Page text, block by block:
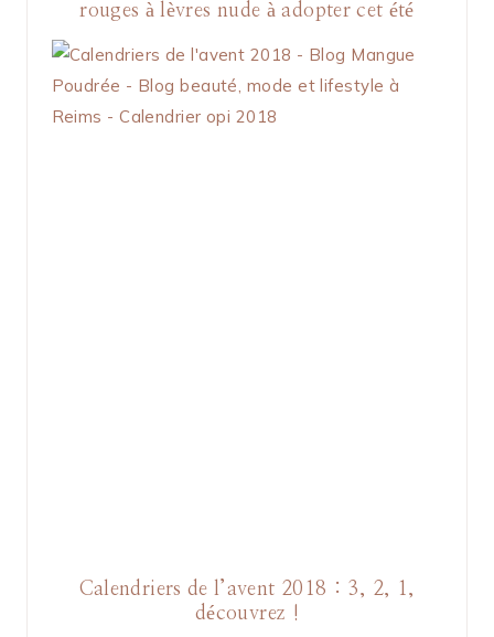
rouges à lèvres nude à adopter cet été
Calendriers de l’avent 2018 : 3, 2, 1,
découvrez !